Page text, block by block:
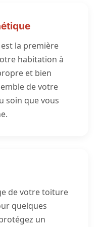
la première
habitation à
et bien
de votre
soin que vous
de votre toiture
quelques
un